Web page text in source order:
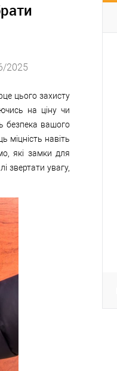
2025
цього захисту
на ціну чи
безпека вашого
міцність навіть
які замки для
звертати увагу,